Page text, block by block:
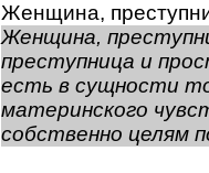
Женщина,
Женщина,
преступница и
есть в сущности
материнского
собственно целям